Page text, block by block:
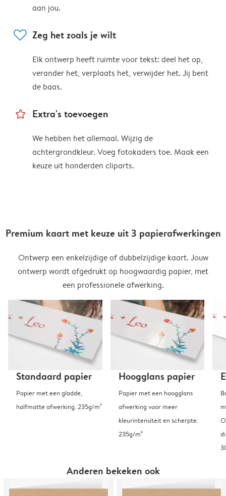
aan jou.
heart Zeg het zoals je wilt
Elk ontwerp heeft ruimte voor tekst: deel het op,
verander het, verplaats het, verwijder het. Jij bent
de baas.
star_outline Extra's toevoegen
We hebben het allemaal. Wijzig de
achtergrondkleur. Voeg fotokaders toe. Maak een
keuze uit honderden cliparts.
Premium kaart met keuze uit 3 papierafwerkingen
Ontwerp een enkelzijdige of dubbelzijdige kaart. Jouw
ontwerp wordt afgedrukt op hoogwaardig papier, met
een professionele afwerking.
Standaard papier
Papier met een gladde,
halfmatte afwerking. 235g/m²
Hoogglans papier
Papier met een hoogglans
afwerking voor meer
kleurintensiteit en scherpte.
235g/m²
Anderen bekeken ook